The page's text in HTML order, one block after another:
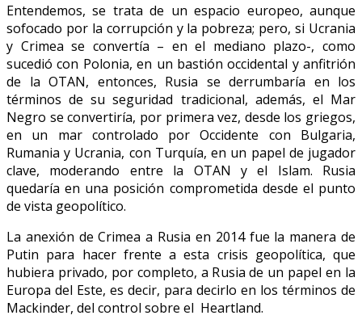
Entendemos, se trata de un espacio europeo, aunque
sofocado por la corrupción y la pobreza; pero, si Ucrania
y Crimea se convertía – en el mediano plazo-, como
sucedió con Polonia, en un bastión occidental y anfitrión
de la OTAN, entonces, Rusia se derrumbaría en los
términos de su seguridad tradicional, además, el Mar
Negro se convertiría, por primera vez, desde los griegos,
en un mar controlado por Occidente con Bulgaria,
Rumania y Ucrania, con Turquía, en un papel de jugador
clave, moderando entre la OTAN y el Islam. Rusia
quedaría en una posición comprometida desde el punto
de vista geopolítico.
La anexión de Crimea a Rusia en 2014 fue la manera de
Putin para hacer frente a esta crisis geopolítica, que
hubiera privado, por completo, a Rusia de un papel en la
Europa del Este, es decir, para decirlo en los términos de
Mackinder, del control sobre el Heartland.